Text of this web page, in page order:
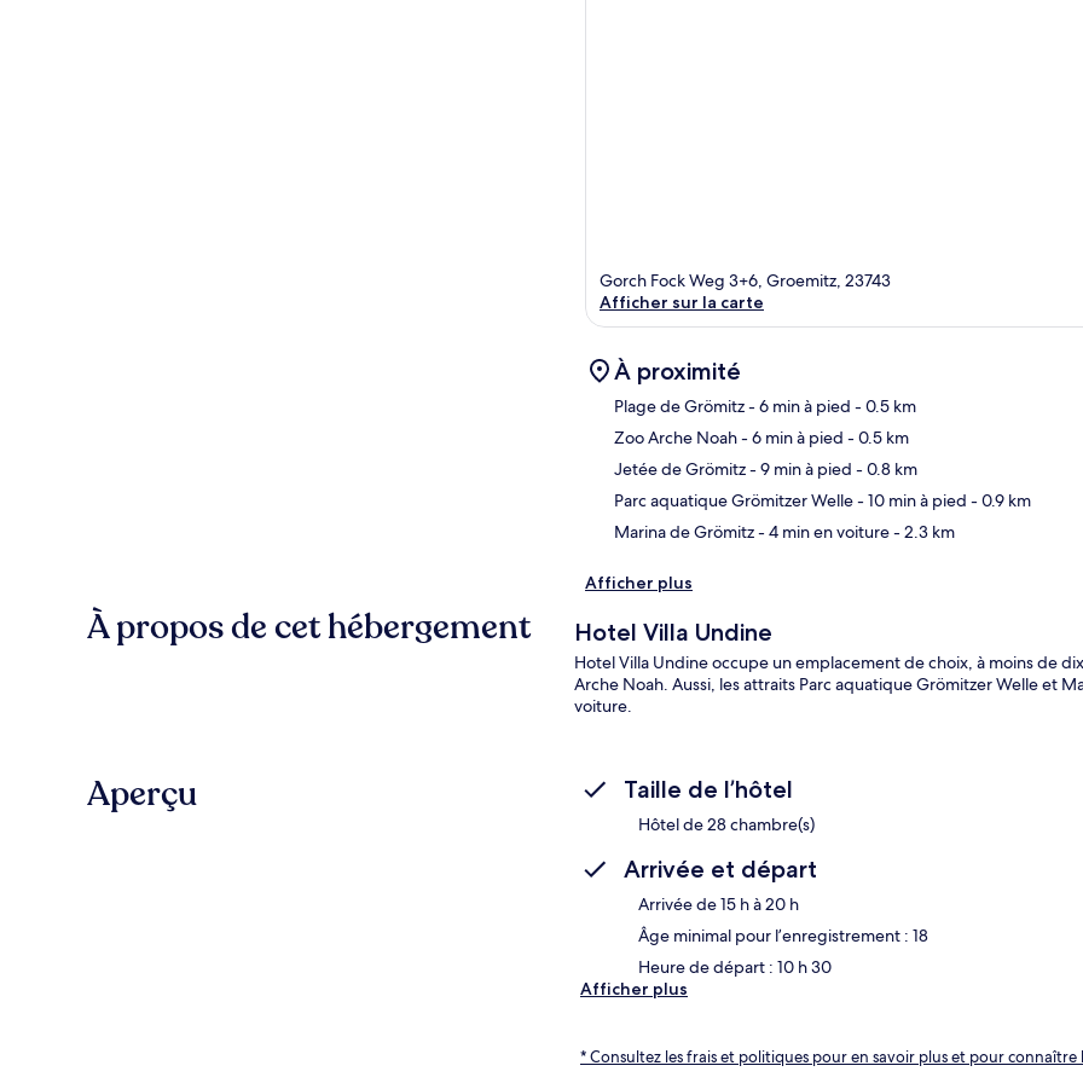
Gorch Fock Weg 3+6, Groemitz, 23743
Afficher sur la carte
À proximité
Plage de Grömitz- 6 min à pied - 0.5 km
Zoo Arche Noah- 6 min à pied - 0.5 km
Jetée de Grömitz- 9 min à pied - 0.8 km
Parc aquatique Grömitzer Welle- 10 min à pied - 0.9 km
Marina de Grömitz- 4 min en voiture- 2.3 km
Afficher plus
À propos de cet hébergement Hotel Villa Undine
Hotel Villa Undine occupe un emplacement de choix, à moins de
Arche Noah. Aussi, les attraits Parc aquatique Grömitzer Welle et
voiture.
Aperçu Taille de l’hôtel
Hôtel de 28 chambre(s)
Arrivée et départ
Arrivée de 15 h à 20 h
Âge minimal pour l’enregistrement : 18
Heure de départ : 10 h 30
Afficher plus
* Consultez les frais et politiques pour en savoir plus et pour connaître